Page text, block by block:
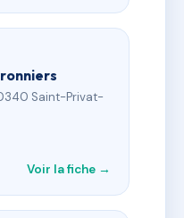
Saint-Privat-
Voir la fiche →